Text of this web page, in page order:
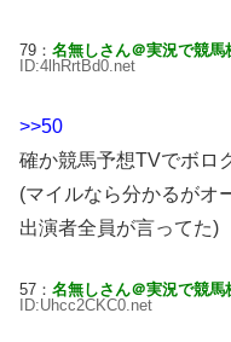
79： 名無しさん＠実況で競馬
ID:4lhRrtBd0.net
>>50
確か競馬予想TVでボロ
(マイルなら分かるがオ
出演者全員が言ってた)
57： 名無しさん＠実況で競馬
ID:Uhcc2CKC0.net